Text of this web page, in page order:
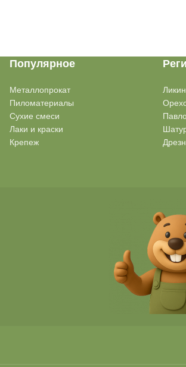
Популярное
Металлопрокат
Пиломатериалы
Сухие смеси
Лаки и краски
Крепеж